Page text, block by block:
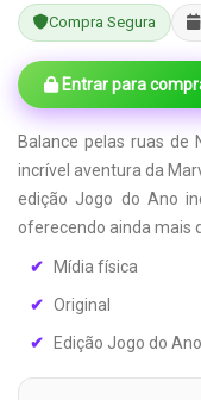
Compra Segura
Entrar para
Balance pelas ruas de
incrível aventura da
edição Jogo do Ano
oferecendo ainda mais
Mídia física
Original
Edição Jogo do Ano